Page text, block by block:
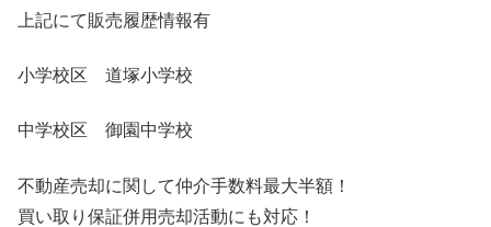
上記にて販売履歴情報有
小学校区 道塚小学校
中学校区 御園中学校
不動産売却に関して仲介手数料最大半額！
買い取り保証併用売却活動にも対応！